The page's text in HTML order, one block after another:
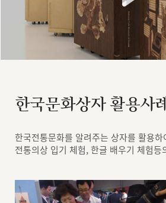
한국문화상자 활용사
한국전통문화를 알려주는 상자를 활용
전통의상 입기 체험, 한글 배우기 체험등